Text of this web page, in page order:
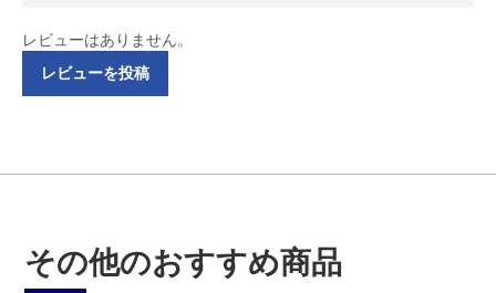
レビューはありません。
レビューを投稿
その他のおすすめ商品